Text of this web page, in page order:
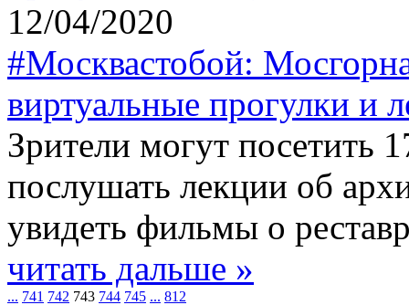
12/04/2020
#Москвастобой:
виртуальные прогулки и
Зрители могут посетить
послушать лекции об
увидеть фильмы о
читать дальше »
... 741 742 743 744 745 ... 812